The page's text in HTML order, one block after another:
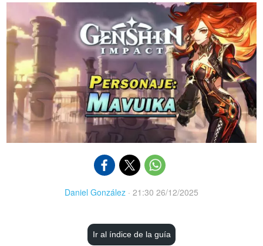
Daniel González · 21:30 26/12/2025
Ir al índice de la guía